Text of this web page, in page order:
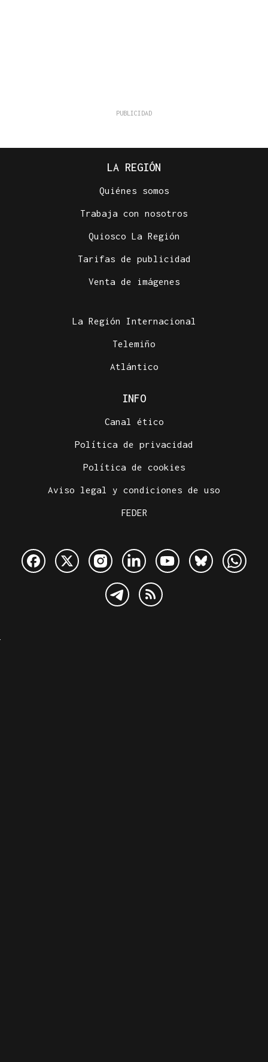
LA REGIÓN
Quiénes somos
Trabaja con nosotros
Quiosco La Región
Tarifas de publicidad
Venta de imágenes
La Región Internacional
Telemiño
Atlántico
INFO
Canal ético
Política de privacidad
Política de cookies
Aviso legal y condiciones de uso
FEDER